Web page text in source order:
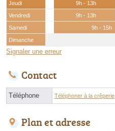
Jeudi
9h - 13h
Vendredi
9h - 13h
Samedi
9h - 15h
Dimanche
Signaler une erreur
Contact
Téléphone Téléphoner à la crêperie
Plan et adresse